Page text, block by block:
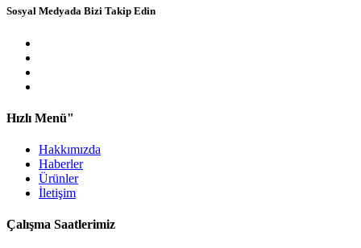
Sosyal Medyada Bizi Takip Edin
Hızlı Menü"
Hakkımızda
Haberler
Ürünler
İletişim
Çalışma Saatlerimiz